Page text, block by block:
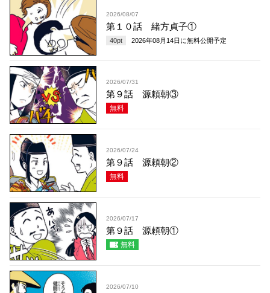
2026/08/07
第１０話 緒方貞子①
40pt 2026年08月14日 に無料公開予定
2026/07/31
第９話 源頼朝③
無料
2026/07/24
第９話 源頼朝②
無料
2026/07/17
第９話 源頼朝①
無料
2026/07/10